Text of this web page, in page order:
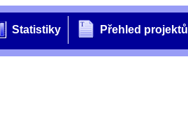
Statistiky Přehled projektů